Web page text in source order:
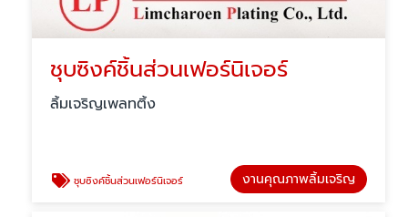
ชุบซิงค์ชิ้นส่วนเฟอร์นิเจอร์
ลิ้มเจริญเพลทติ้ง
ชุบซิงค์ชิ้นส่วนเฟอร์นิเจอร์ งานคุณภาพลิ้มเจริญ